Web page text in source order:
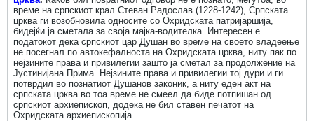
време на српскиот крал Стеван Радослав (1228-1242), Српската
црква ги возобновила односите со Охридската патријаршија,
бидејќи ја сметала за своја мајка-водителка. Интересен е
податокот дека српскиот цар Душан во време на своето владеење
не посегнал по автокефалноста на Охридската црква, ниту пак по
нејзините права и привилегии зашто ја сметал за продолжение на
Јустинијана Прима. Нејзините права и привилегии тој дури и ги
потврдил во познатиот Душанов законик, а ниту еден акт на
српската црква во тоа време не смеел да биде потпишан од
српскиот архиепископ, додека не бил ставен печатот на
Охридската архиепископија.